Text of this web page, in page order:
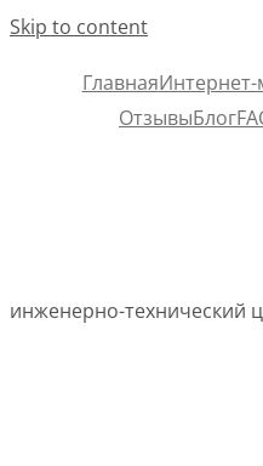
Skip to content
ГлавнаяИнтернет-
ОтзывыБлог
инженерно-технический